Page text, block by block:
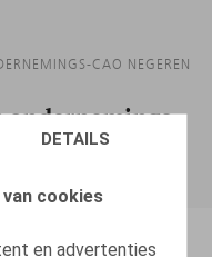
DETAILS
cookies
en advertenties
CAO NEGEREN
ondernemings-